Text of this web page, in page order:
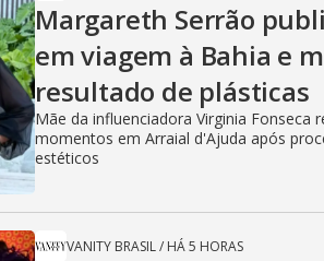
Margareth Serrão
em viagem à Bahia e
resultado de plásticas
Mãe da influenciadora Virginia Fonseca
momentos em Arraial d'Ajuda após
estéticos
VANITY BRASIL/ HÁ 5 HORAS